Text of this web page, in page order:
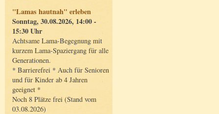
"Lamas hautnah" erleben
Sonntag, 30.08.2026, 14:00 -
15:30 Uhr
Achtsame Lama-Begegnung mit
kurzem Lama-Spaziergang für alle
Generationen.
* Barrierefrei * Auch für Senioren
und für Kinder ab 4 Jahren
geeignet *
Noch 8 Plätze frei (Stand vom
03.08.2026)